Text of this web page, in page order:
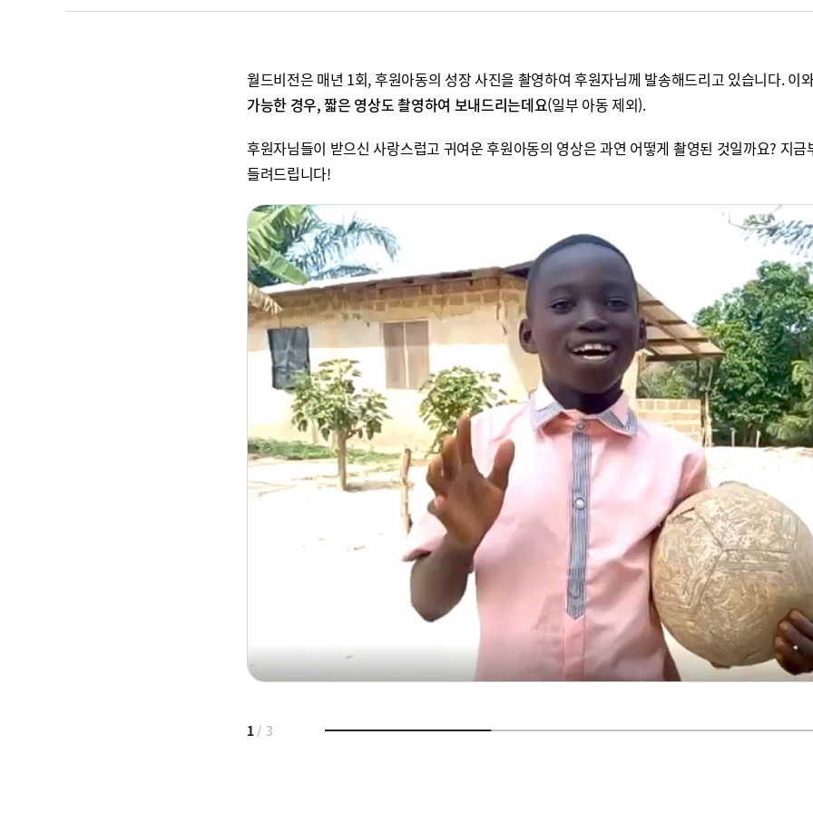
월드비전은 매년 1회, 후원아동의 성장 사진을 촬영하여 후원자님께 발송해드리고 있습니다. 이
가능한 경우, 짧은 영상도 촬영하여 보내드리는데요(일부 아동 제외).
후원자님들이 받으신 사랑스럽고 귀여운 후원아동의 영상은 과연 어떻게 촬영된 것일까요? 지금
들려드립니다!
1/ 3